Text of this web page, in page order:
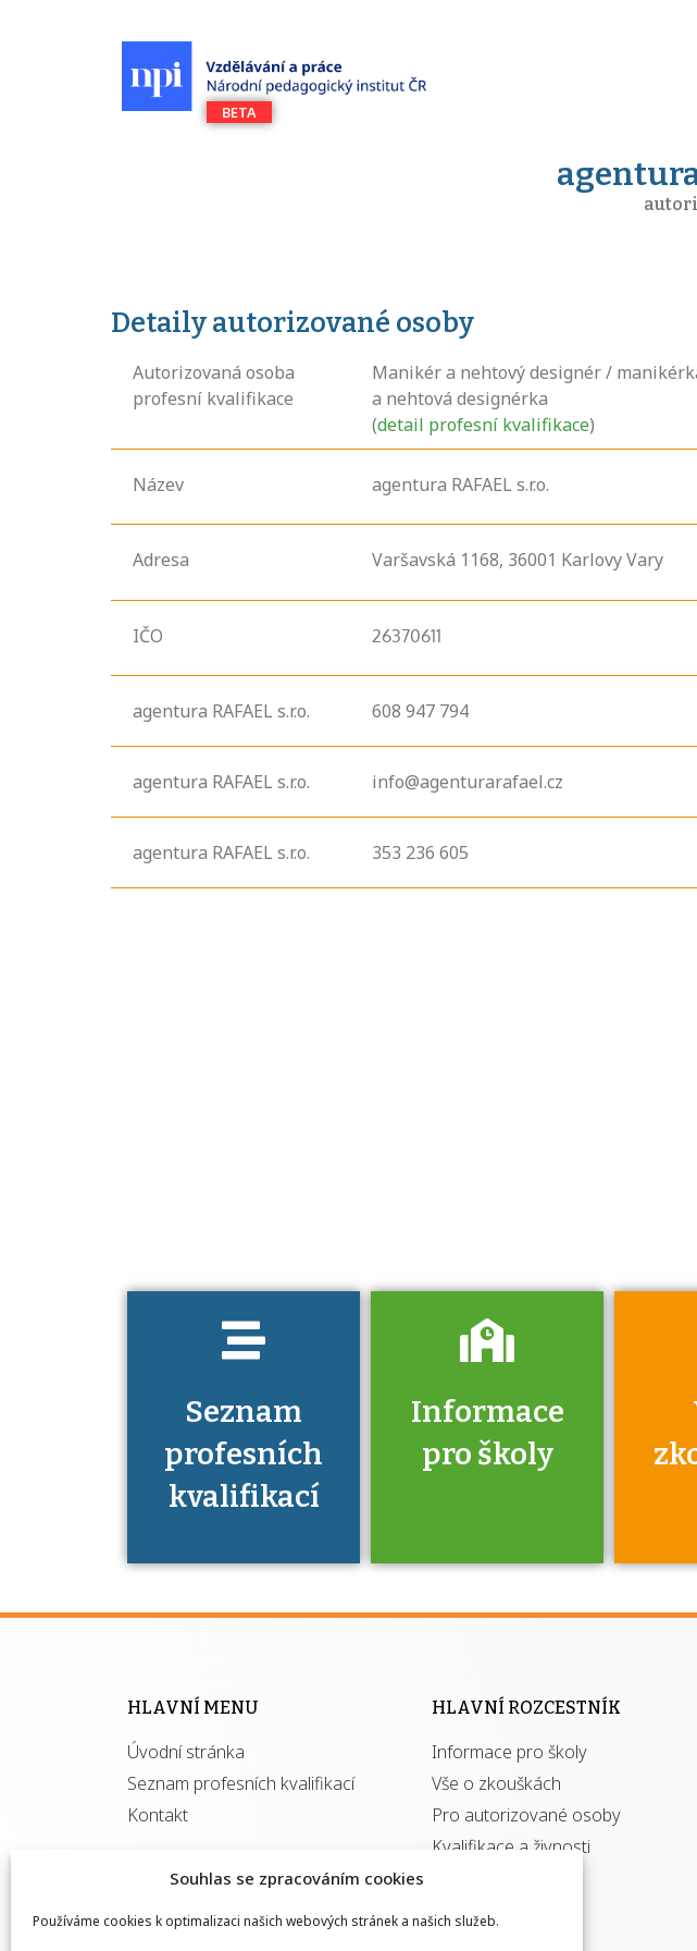
Souhlas se zpracováním cookies
Používáme cookies k optimalizaci našich webových stránek a našich služeb.
agentura
Detaily autorizované osoby
Autorizovaná osoba
profesní kvalifikace
Manikér a nehtový designér /
a nehtová designérka
(detail profesní kvalifikace)
Název agentura RAFAEL s.r.o.
Adresa Varšavská 1168, 36001 Karlovy Vary
IČO 26370611
agentura RAFAEL s.r.o. 608 947 794
agentura RAFAEL s.r.o. info@agenturarafael.cz
agentura RAFAEL s.r.o. 353 236 605
Seznam
profesních
kvalifikací
Informace
pro školy
Víte, že jako škola
kvalifikací jisté
získávání
autorizací?
HLAVNÍ MENU
Úvodní stránka
Seznam profesních kvalifikací
Kontakt
HLAVNÍ ROZCESTNÍK
Informace pro školy
Vše o zkouškách
Pro autorizované osoby
Kvalifikace a živnosti